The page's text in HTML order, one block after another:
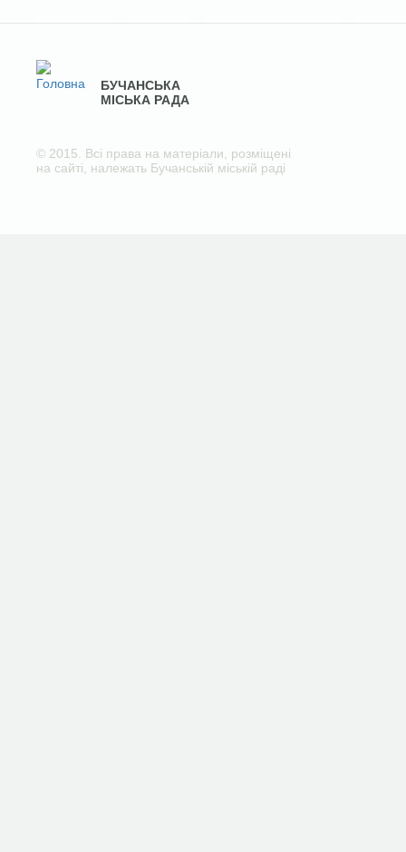
БУЧАНСЬКА
МІСЬКА РАДА
© 2015. Всі права на матеріали, розміщені
на сайті, належать Бучанській міській раді